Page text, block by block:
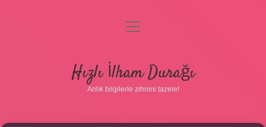
Gizlilik Politikası
menüyü
Hızlı İlham Durağı
Anlık bilgilerle zihnini tazele!